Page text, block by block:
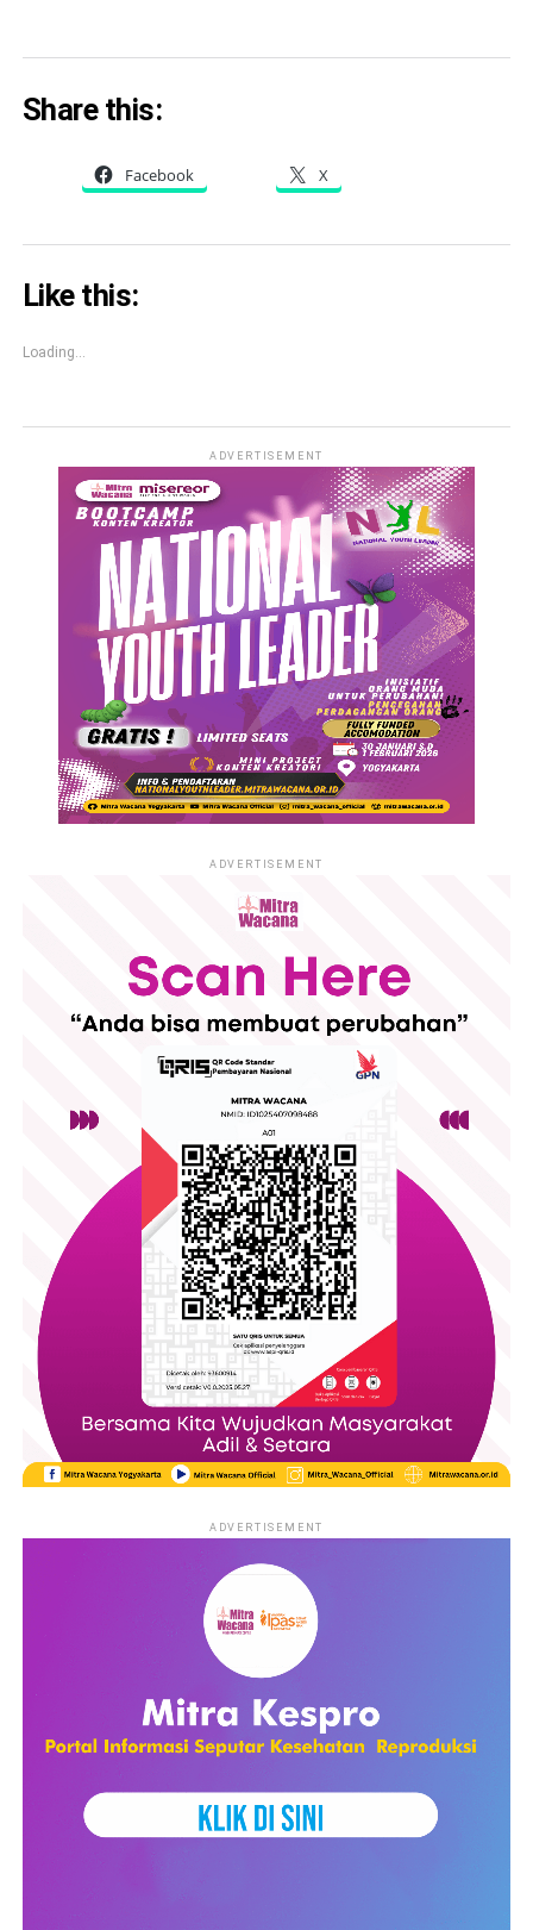
Share this:
Facebook X
Like this:
Loading...
ADVERTISEMENT
ADVERTISEMENT
ADVERTISEMENT